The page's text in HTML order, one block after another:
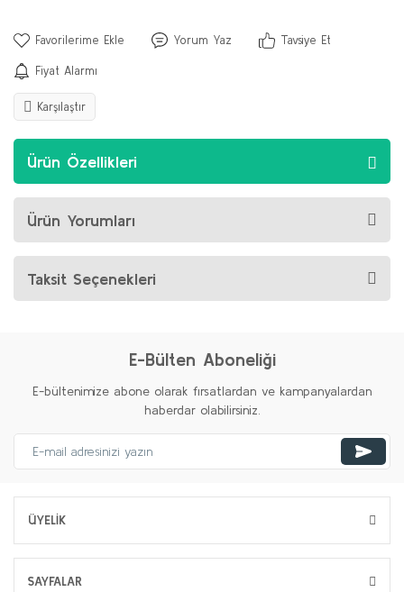
Yorum Yaz Tavsiye Et
Fiyat Alarmı
Karşılaştır
Ürün Özellikleri
Ürün Yorumları
Taksit Seçenekleri
E-Bülten Aboneliği
E-bültenimize abone olarak fırsatlardan ve kampanyalardan
haberdar olabilirsiniz.
ÜYELİK
SAYFALAR